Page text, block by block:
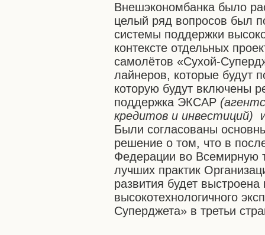
Внешэкономбанка было
целый ряд вопросов был
системы поддержки
контексте отдельных
самолётов «Сухой-
лайнеров, которые будут
которую будут включены
поддержка ЭКСАР (
кредитов и инвестиций)
Были согласованы
решение о том, что в
Федерации во Всемирную
лучших практик
развития будет
высокотехнологичного
Суперджета» в третьи